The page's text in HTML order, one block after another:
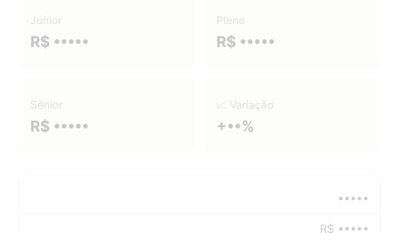
Júnior
R$ •••••
Pleno
R$ •••••
Sênior
R$ •••••
📈 Variação
+••%
•••••
R$ •••••